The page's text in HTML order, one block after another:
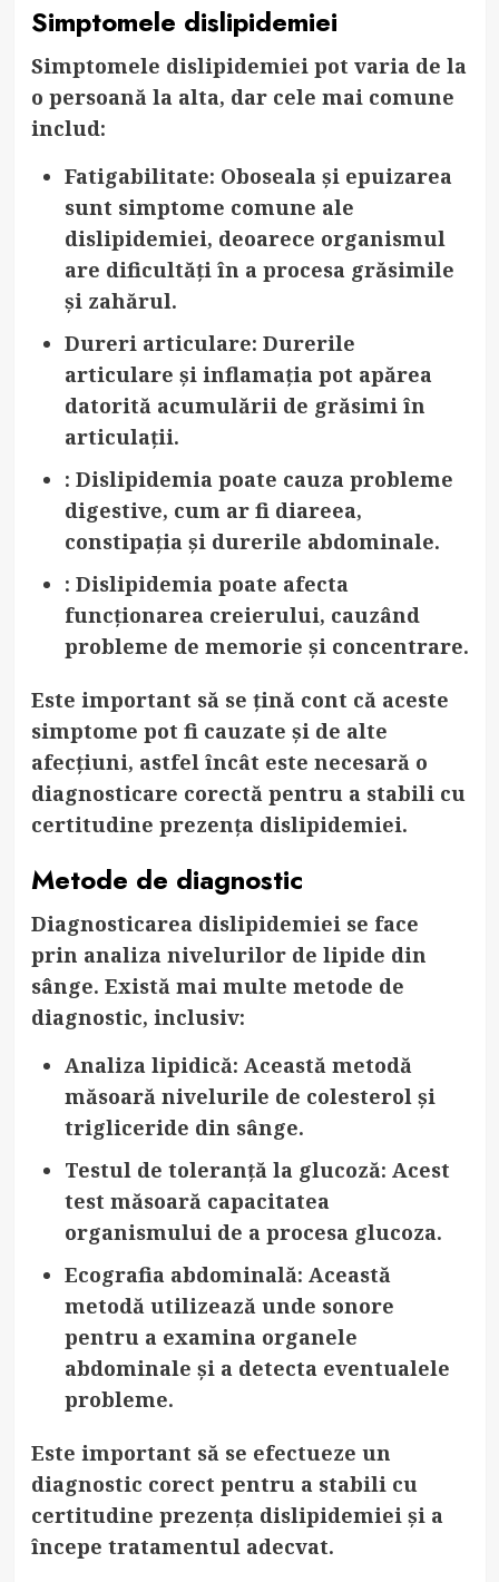
Simptomele dislipidemiei
Simptomele dislipidemiei pot varia de la
o persoană la alta, dar cele mai comune
includ:
Fatigabilitate: Oboseala și epuizarea
sunt simptome comune ale
dislipidemiei, deoarece organismul
are dificultăți în a procesa grăsimile
și zahărul.
Dureri articulare: Durerile
articulare și inflamația pot apărea
datorită acumulării de grăsimi în
articulații.
: Dislipidemia poate cauza probleme
digestive, cum ar fi diareea,
constipația și durerile abdominale.
: Dislipidemia poate afecta
funcționarea creierului, cauzând
probleme de memorie și concentrare.
Este important să se țină cont că aceste
simptome pot fi cauzate și de alte
afecțiuni, astfel încât este necesară o
diagnosticare corectă pentru a stabili cu
certitudine prezența dislipidemiei.
Metode de diagnostic
Diagnosticarea dislipidemiei se face
prin analiza nivelurilor de lipide din
sânge. Există mai multe metode de
diagnostic, inclusiv:
Analiza lipidică: Această metodă
măsoară nivelurile de colesterol și
trigliceride din sânge.
Testul de toleranță la glucoză: Acest
test măsoară capacitatea
organismului de a procesa glucoza.
Ecografia abdominală: Această
metodă utilizează unde sonore
pentru a examina organele
abdominale și a detecta eventualele
probleme.
Este important să se efectueze un
diagnostic corect pentru a stabili cu
certitudine prezența dislipidemiei și a
începe tratamentul adecvat.